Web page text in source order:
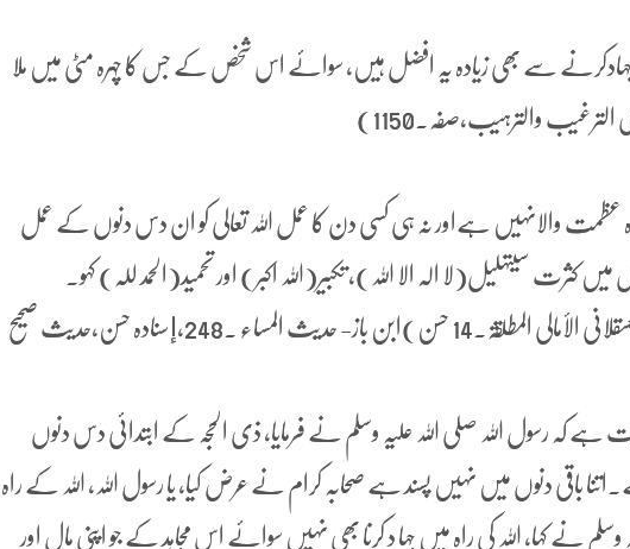
سے بھی زیادہ یہ افضل ہیں، سوائے اس شخص کے جس کا چہرہ مٹی میں ملا
الترغیب والترہیب،صفہ۔1150)
عظمت والانہیں ہےاور نہ ہی کسی دن کا عمل اللہ تعالی کو ان دس دنوں کے عمل
سیتہلیل(لا الہ الا اللہ)، تکبیر(اللہ اکبر) اور تحمید(الحمد للہ) کہو۔
(مسند احمد، حدیث نمبر- 5446، ابن حجر العسقلانی الأمالی المطلقۃ۔14 حسن)ابن باز- حدیث المساء .248،إسنادہ حسن،حدیث صحیح
کہ رسول اللہ صلی اللہ علیہ وسلم نے فرمایا، ذی الحجہ کے ابتدائی دس دنوں
باقی دنوں میں نہیں پسند ہے صحابہ کرام نے عرض کیا، یا رسول اللہ، اللہ کے راہ
نے کہا، اللہ کی راہ میں جہا د کرنا بھی نہیں سوائے اس مجاہد کے جو اپنی مال اور